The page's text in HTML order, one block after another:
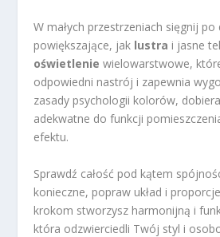
W małych przestrzeniach sięgnij
powiększające, jak lustra i jasne
oświetlenie wielowarstwowe,
odpowiedni nastrój i zapewnia
zasady psychologii kolorów,
adekwatne do funkcji
efektu.
Sprawdź całość pod kątem
konieczne, popraw układ i
krokom stworzysz harmonijną i
która odzwierciedli Twój styl i